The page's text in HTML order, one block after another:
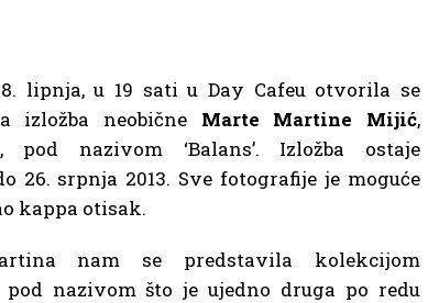
lipnja, u 19 sati u Day Cafeu otvorila se
izložba neobične Marte Martine Mijić,
pod nazivom ‘Balans’. Izložba ostaje
26. srpnja 2013. Sve fotografije je moguće
kappa otisak.
nam se predstavila kolekcijom
pod nazivom što je ujedno druga po redu